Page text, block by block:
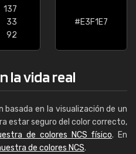
137
33
92
#E3F1E7
la vida real
basada en la visualización de un
estar seguro del color correcto,
de colores NCS físico. En
de colores NCS.